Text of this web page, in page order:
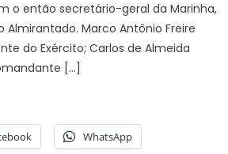
o então secretário-geral da Marinha,
Marco Antônio Freire
do Exército; Carlos de Almeida
[…]
WhatsApp